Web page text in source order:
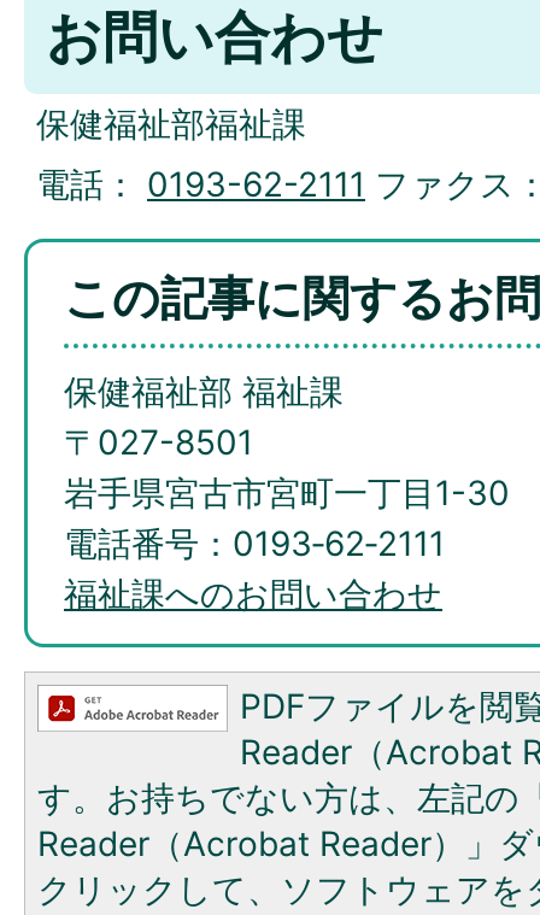
お問い合わせ
保健福祉部福祉課
電話： 0193-62-2111 ファクス
この記事に関するお
保健福祉部 福祉課
〒027-8501
岩手県宮古市宮町一丁目1-30
電話番号：0193‐62‐2111
福祉課へのお問い合わせ
PDFファイルを閲
Reader（Acrobat
す。お持ちでない方は、左記の
Reader（Acrobat Reader）」
クリックして、ソフトウェア